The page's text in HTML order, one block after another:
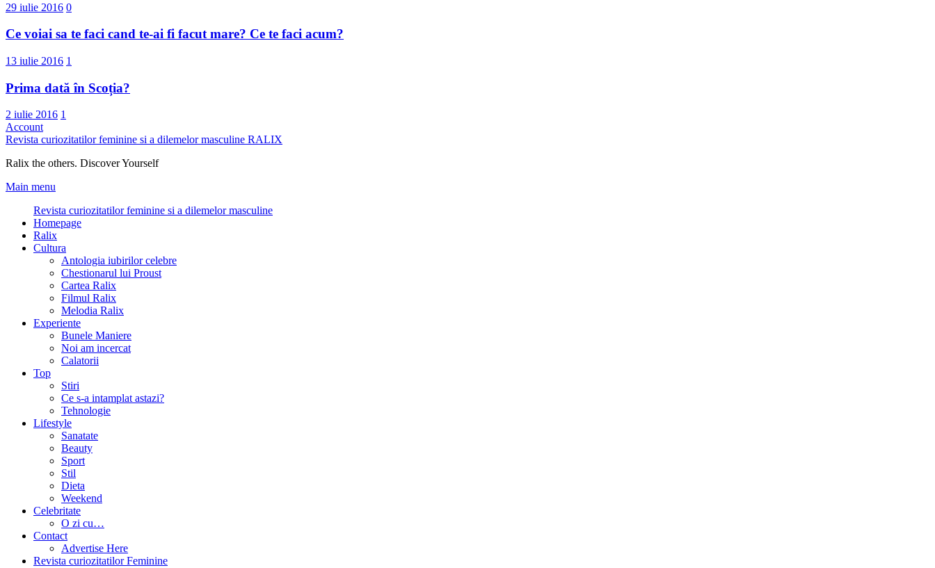
29 iulie 2016 0
Ce voiai sa te faci cand te-ai fi facut mare? Ce te faci acum?
13 iulie 2016 1
Prima dată în Scoția?
2 iulie 2016 1
Account
Revista curiozitatilor feminine si a dilemelor masculine RALIX
Ralix the others. Discover Yourself
Main menu
Revista curiozitatilor feminine si a dilemelor masculine
Homepage
Ralix
Cultura
Antologia iubirilor celebre
Chestionarul lui Proust
Cartea Ralix
Filmul Ralix
Melodia Ralix
Experiente
Bunele Maniere
Noi am incercat
Calatorii
Top
Stiri
Ce s-a intamplat astazi?
Tehnologie
Lifestyle
Sanatate
Beauty
Sport
Stil
Dieta
Weekend
Celebritate
O zi cu…
Contact
Advertise Here
Revista curiozitatilor Feminine